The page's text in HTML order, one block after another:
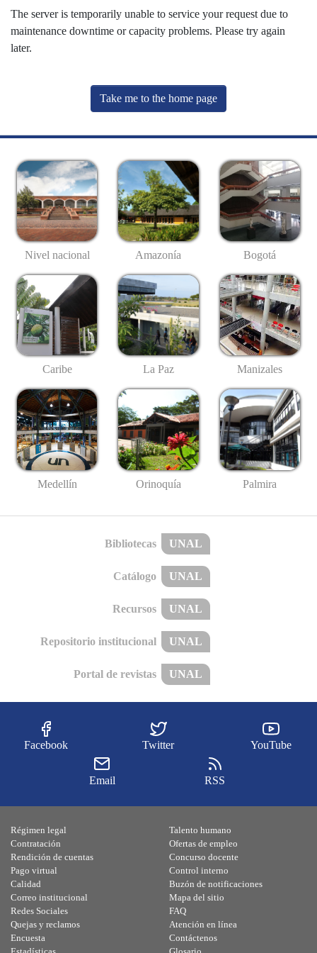
The server is temporarily unable to service your request due to
maintenance downtime or capacity problems. Please try again
later.
Take me to the home page
Nivel nacional Amazonía Bogotá
Caribe La Paz Manizales
Medellín Orinoquía Palmira
Bibliotecas UNAL
Catálogo UNAL
Recursos UNAL
Repositorio institucional UNAL
Portal de revistas UNAL
Facebook Twitter YouTube
Email RSS
Régimen legal
Contratación
Rendición de cuentas
Pago virtual
Calidad
Talento humano
Ofertas de empleo
Concurso docente
Control interno
Buzón de notificaciones
Correo institucional
Redes Sociales
Quejas y reclamos
Encuesta
Mapa del sitio
FAQ
Atención en línea
Contáctenos